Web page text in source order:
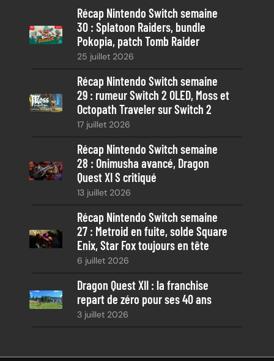
c
h
Récap Nintendo Switch semaine
30 : Splatoon Raiders, bundle
Pokopia, patch Tomb Raider
25 juillet 2026
Récap Nintendo Switch semaine
29 : rumeur Switch 2 OLED, Moss et
Octopath Traveler sur Switch 2
17 juillet 2026
Récap Nintendo Switch semaine
28 : Onimusha avancé, Dragon
Quest XI S critiqué
13 juillet 2026
Récap Nintendo Switch semaine
27 : Metroid en fuite, solde Square
Enix, Star Fox toujours en tête
6 juillet 2026
Dragon Quest XII : la franchise
repart de zéro pour ses 40 ans
3 juillet 2026